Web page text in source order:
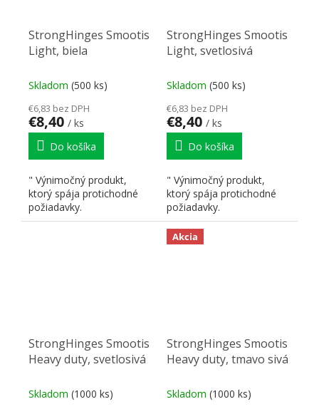
StrongHinges Smootis
Light, biela
Skladom (500 ks)
€6,83 bez DPH
€8,40 / ks
Do košíka
" Výnimočný produkt,
ktorý spája protichodné
požiadavky.
StrongHinges Smootis
Light, svetlosivá
Skladom (500 ks)
€6,83 bez DPH
€8,40 / ks
Do košíka
" Výnimočný produkt,
ktorý spája protichodné
požiadavky.
StrongHinges Smootis
Heavy duty, svetlosivá
Skladom (1000 ks)
Akcia
StrongHinges Smootis
Heavy duty, tmavo sivá
Skladom (1000 ks)